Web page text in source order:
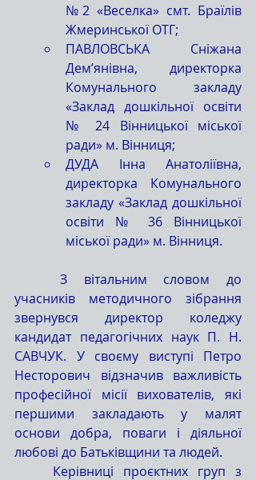
№2 «Веселка» смт. Браїлів
Жмеринської ОТГ;
ПАВЛОВСЬКА Сніжана
Дем’янівна, директорка
Комунального закладу
«Заклад дошкільної освіти
№ 24 Вінницької міської
ради» м. Вінниця;
ДУДА Інна Анатоліївна,
директорка Комунального
закладу «Заклад дошкільної
освіти № 36 Вінницької
міської ради» м. Вінниця.
учасників методичного зібрання
звернувся директор коледжу
кандидат педагогічних наук П. Н.
САВЧУК. У своєму виступі Петро
Несторович відзначив важливість
професійної місії вихователів, які
першими закладають у малят
основи добра, поваги і діяльної
любові до Батьківщини та людей.